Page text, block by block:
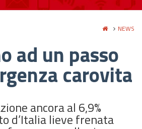
NEWS
ad un passo
carovita
ancora al 6,9%
d’Italia lieve frenata